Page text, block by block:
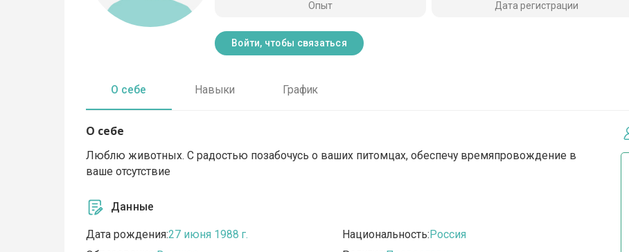
Опыт Дата регистрации
Войти, чтобы связаться
О себе Навыки График
О себе
Люблю животных. С радостью позабочусь о ваших питомцах, обеспечу времяпровождение в
ваше отсутствие
Данные
Дата рождения:27 июня 1988 г.
Национальность:Россия